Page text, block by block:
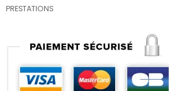
PRESTATIONS